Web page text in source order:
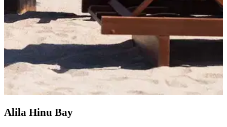
Alila Hinu Bay